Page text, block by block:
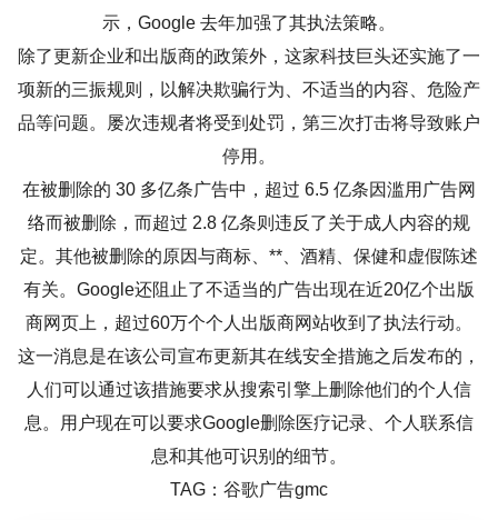
示，Google 去年加强了其执法策略。
除了更新企业和出版商的政策外，这家科技巨头还实施了一
项新的三振规则，以解决欺骗行为、不适当的内容、危险产
品等问题。屡次违规者将受到处罚，第三次打击将导致账户
停用。
在被删除的 30 多亿条广告中，超过 6.5 亿条因滥用广告网
络而被删除，而超过 2.8 亿条则违反了关于成人内容的规
定。其他被删除的原因与商标、**、酒精、保健和虚假陈述
有关。Google还阻止了不适当的广告出现在近20亿个出版
商网页上，超过60万个个人出版商网站收到了执法行动。
这一消息是在该公司宣布更新其在线安全措施之后发布的，
人们可以通过该措施要求从搜索引擎上删除他们的个人信
息。用户现在可以要求Google删除医疗记录、个人联系信
息和其他可识别的细节。
TAG：谷歌广告gmc